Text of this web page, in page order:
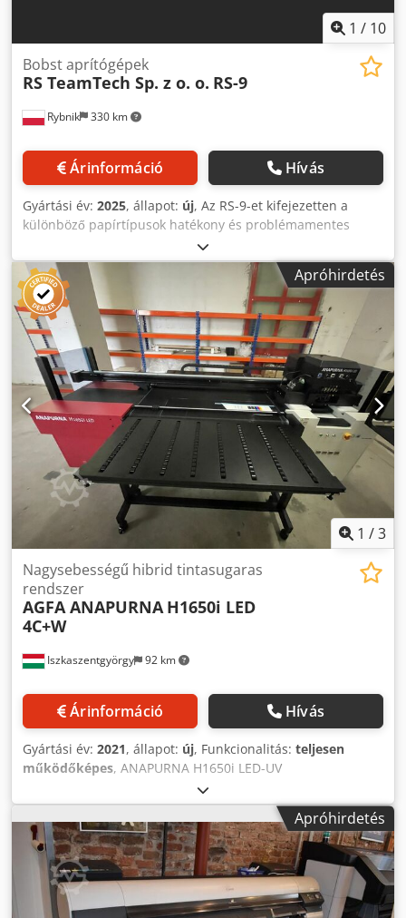
1 / 10
Rybnik 330 km
Bobst aprítógépek
RS TeamTech Sp. z o. o. RS-9
Árinformáció Hívás
Gyártási év: 2025, állapot: új, Az RS-9-et kifejezetten a
különböző papírtípusok hatékony és problémamentes
feldolgozására fejlesztették ki. A paraméterek a
használandó géptől függően személyre szabhatók.
Crodeiklxbepfx Aagsf Az aprítógép lehetővé teszi a papír
gyors és biztonságos aprítását, amelyet közvetlenül a
lyukasztógépből vesznek át, és egy szállítószalagon
keresztül a bálázópréshez szállítanak. Az RS-9 aprítógépet
a lyukasztógépből származó hulladék aprítására tervezték,
hogy azt szállítószalagrendszerrel könnyen el lehessen
szállítani. Aprítógépünk nagyon könnyen kezelhető.
Siemens vezérléssel rendelkezik a túlterhelés elleni
védelem érdekében, és túlterhelésérzékelővel, amely
felügyeli a motor működését. Az RS-9 képes a tengelyek
visszahúzására, ami biztosítja a dolgozók biztonságát és
meghosszabbítja a gép élettartamát. A gép inverterrel van
felszerelve, amely lehetővé teszi a lágyindítást és a motor
működésének vezérlését. Vegye fel velünk a kapcsolatot
Apróhirdetés
1 /3
Iszkaszentgyörgy 92 km
Nagysebességű hibrid tintasugaras
rendszer
AGFA ANAPURNA H1650i LED
4C+W
Árinformáció Hívás
Gyártási év: 2021, állapot: új, Funkcionalitás: teljesen
működőképes, ANAPURNA H1650i LED-UV
nyomtatórendszer: Belépő szintű modell, a hibrid,
nagyméretű Anapurna H1650i LED nyomtató ideális
reklámdekorációs cégeknek, digitális nyomdáknak,
fotólaboroknak és közepes méretű grafikai nyomdáknak,
akik kartonra és tekercspapírra történő nyomtatást
szeretnének kombinálni. A nyomtatómű akár 1,65 m
szélességig képes nyomtatni bel- és kültéri
Apróhirdetés